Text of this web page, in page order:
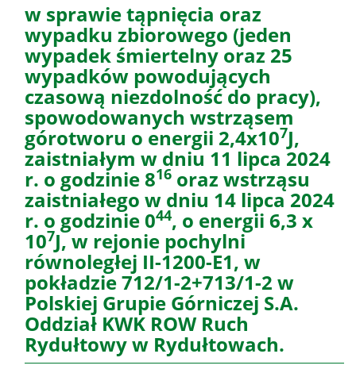
w sprawie tąpnięcia oraz
wypadku zbiorowego (jeden
wypadek śmiertelny oraz 25
wypadków powodujących
czasową niezdolność do pracy),
spowodowanych wstrząsem
górotworu o energii 2,4x107J,
zaistniałym w dniu 11 lipca 2024
r. o godzinie 816 oraz wstrząsu
zaistniałego w dniu 14 lipca 2024
r. o godzinie 044, o energii 6,3 x
107J, w rejonie pochylni
równoległej II-1200-E1, w
pokładzie 712/1-2+713/1-2 w
Polskiej Grupie Górniczej S.A.
Oddział KWK ROW Ruch
Rydułtowy w Rydułtowach.